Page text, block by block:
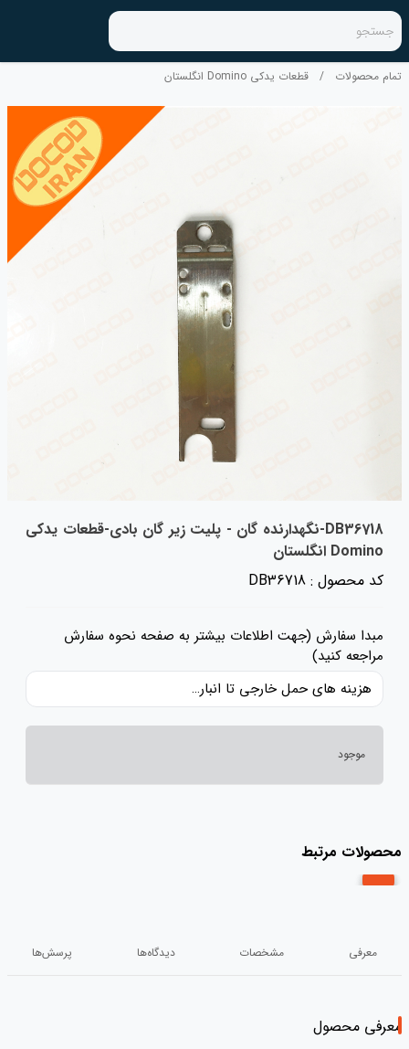
جستجو
تمام محصولات / قطعات یدکی Domino انگلستان
DB36718-نگهدارنده گان - پلیت زیر گان بادی-قطعات یدکی
Domino انگلستان
کد محصول : DB36718
مبدا سفارش (جهت اطلاعات بیشتر به صفحه نحوه سفارش
مراجعه کنید)
هزینه های حمل خارجی تا انبار ایران، حقوق گمرکی و عوارض و مالیات و سایر هزینه های کالا به قیمت ریالی کالا اضافه شده است و حمل داخلی رایگان می باشد.
موجود
محصولات مرتبط
معرفی مشخصات دیدگاه‌ها پرسش‌ها
معرفی محصول